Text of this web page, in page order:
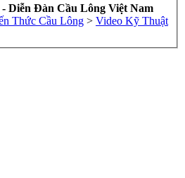
Diễn Đàn Cầu Lông Việt Nam
Thức Cầu Lông > Video Kỹ Thuật